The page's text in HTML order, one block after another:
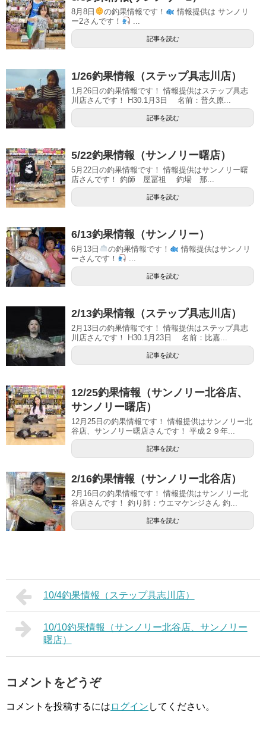
8月8日 の釣果情報です！
情報提供は サンノリ
ー2さんです！
記事を読む
1/26釣果情報（ステップ具志川店）
1月26日の釣果情報です！ 情報提供はステップ具志
川店さんです！ H30.1月3日 名前：普久原...
記事を読む
5/22釣果情報（サンノリー曙店）
5月22日の釣果情報です！ 情報提供はサンノリー曙
店さんです！ 釣師 屋冨祖 釣場 那...
記事を読む
6/13釣果情報（サンノリー）
6月13日 の釣果情報です！
情報提供はサンノリ
ーさんです！
記事を読む
2/13釣果情報（ステップ具志川店）
2月13日の釣果情報です！ 情報提供はステップ具志
川店さんです！ H30.1月23日 名前：比嘉...
記事を読む
12/25釣果情報（サンノリー北谷店、
サンノリー曙店）
12月25日の釣果情報です！ 情報提供はサンノリー北
谷店、サンノリー曙店さんです！ 平成２９年...
記事を読む
2/16釣果情報（サンノリー北谷店）
2月16日の釣果情報です！ 情報提供はサンノリー北
谷店さんです！ 釣り師：ウエマケンジさん 釣...
記事を読む
10/4釣果情報（ステップ具志川店）
10/10釣果情報（サンノリー北谷店、サンノリー
曙店）
コメントをどうぞ
コメントを投稿するには ログイン してください。